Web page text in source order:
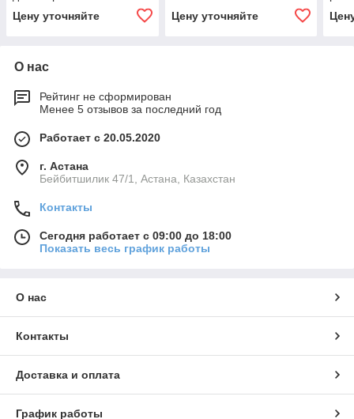
Цену уточняйте
Цену уточняйте
О нас
Рейтинг не сформирован
Менее 5 отзывов за последний год
Работает с 20.05.2020
г. Астана
Бейбитшилик 47/1, Астана, Казахстан
Контакты
Сегодня работает с 09:00 до 18:00
Показать весь график работы
О нас
Контакты
Доставка и оплата
График работы